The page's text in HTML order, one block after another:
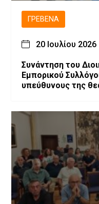
ΓΡΕΒΕΝΆ
20 Ιουλίου 2026
Συνάντηση του
Εμπορικού
υπεύθυνους της